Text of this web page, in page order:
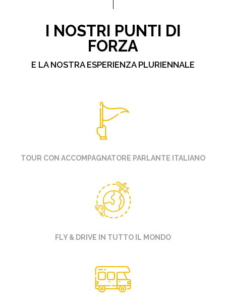
I NOSTRI PUNTI DI
FORZA
E LA NOSTRA ESPERIENZA PLURIENNALE
TOUR CON ACCOMPAGNATORE PARLANTE ITALIANO
FLY & DRIVE IN TUTTO IL MONDO